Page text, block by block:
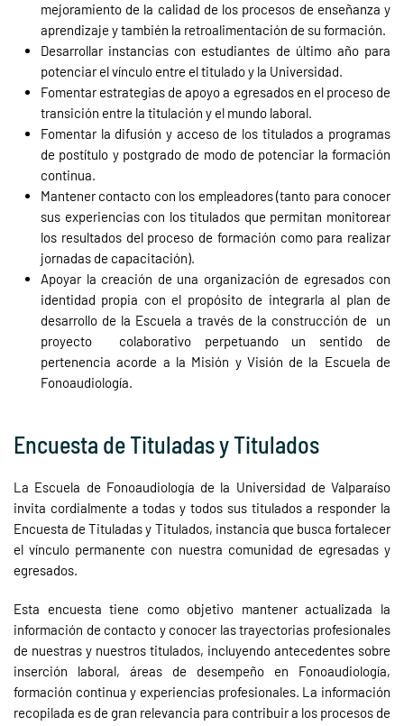
mejoramiento de la calidad de los procesos de enseñanza y
aprendizaje y también la retroalimentación de su formación.
Desarrollar instancias con estudiantes de último año para
potenciar el vínculo entre el titulado y la Universidad.
Fomentar estrategias de apoyo a egresados en el proceso de
transición entre la titulación y el mundo laboral.
Fomentar la difusión y acceso de los titulados a programas
de postítulo y postgrado de modo de potenciar la formación
continua.
Mantener contacto con los empleadores (tanto para conocer
sus experiencias con los titulados que permitan monitorear
los resultados del proceso de formación como para realizar
jornadas de capacitación).
Apoyar la creación de una organización de egresados con
identidad propia con el propósito de integrarla al plan de
desarrollo de la Escuela a través de la construcción de un
proyecto colaborativo perpetuando un sentido de
pertenencia acorde a la Misión y Visión de la Escuela de
Fonoaudiología.
Encuesta de Tituladas y Titulados
La Escuela de Fonoaudiología de la Universidad de Valparaíso
invita cordialmente a todas y todos sus titulados a responder la
Encuesta de Tituladas y Titulados, instancia que busca fortalecer
el vínculo permanente con nuestra comunidad de egresadas y
egresados.
Esta encuesta tiene como objetivo mantener actualizada la
información de contacto y conocer las trayectorias profesionales
de nuestras y nuestros titulados, incluyendo antecedentes sobre
inserción laboral, áreas de desempeño en Fonoaudiología,
formación continua y experiencias profesionales. La información
recopilada es de gran relevancia para contribuir a los procesos de